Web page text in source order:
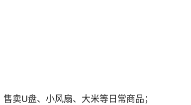
卖U盘、小风扇、大米等日常商品；